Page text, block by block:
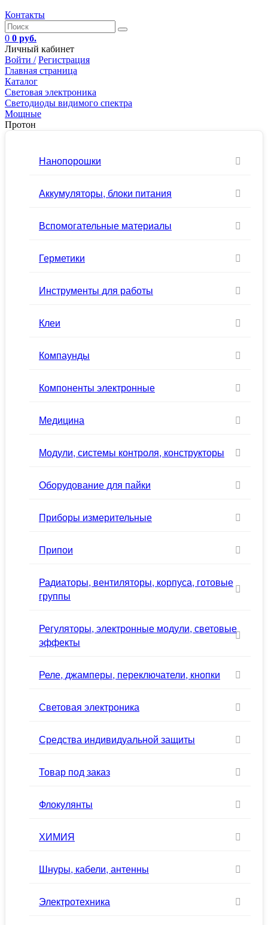
Контакты
0 0 руб.
Личный кабинет
Войти / Регистрация
Главная страница
Каталог
Световая электроника
Светодиоды видимого спектра
Мощные
Протон
Нанопорошки
Аккумуляторы, блоки питания
Вспомогательные материалы
Герметики
Инструменты для работы
Клеи
Компаунды
Компоненты электронные
Медицина
Модули, системы контроля, конструкторы
Оборудование для пайки
Приборы измерительные
Припои
Радиаторы, вентиляторы, корпуса, готовые
группы
Регуляторы, электронные модули, световые
эффекты
Реле, джамперы, переключатели, кнопки
Световая электроника
Средства индивидуальной защиты
Товар под заказ
Флокулянты
ХИМИЯ
Шнуры, кабели, антенны
Электротехника